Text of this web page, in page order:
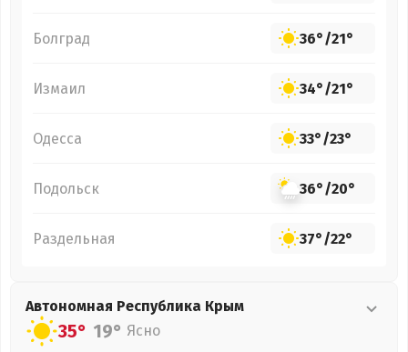
Болград 36°/21°
Измаил 34°/21°
Одесса 33°/23°
Подольск 36°/20°
Раздельная 37°/22°
Автономная Республика Крым
35° 19° Ясно